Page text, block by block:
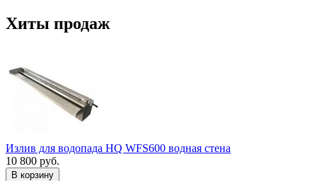
Хиты продаж
Излив для водопада HQ WFS600 водная стена
10 800 руб.
В корзину